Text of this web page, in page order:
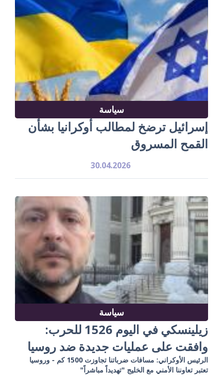
سياسة
إسرائيل ترضخ لمطالب أوكرانيا بشأن
القمح المسروق
30.04.2026
سياسة
زيلينسكي في اليوم 1526 للحرب:
وافقت على عمليات جديدة ضد روسيا
الرئيس الأوكراني: مسافات ضرباتنا تجاوزت 1500 كم - وروسيا
تعتبر تعاوننا الأمني مع الخليج "تهديداً مباشراً"